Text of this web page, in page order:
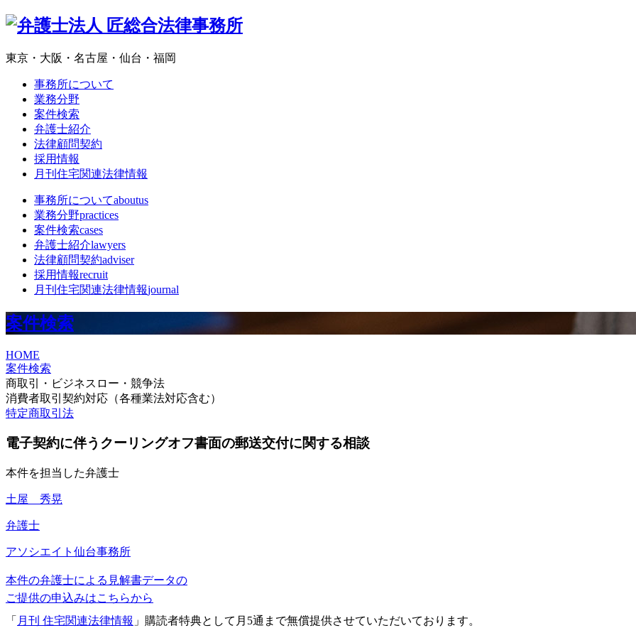
東京・大阪・名古屋・仙台・福岡
事務所について
業務分野
案件検索
弁護士紹介
法律顧問契約
採用情報
月刊住宅関連法律情報
事務所についてaboutus
業務分野practices
案件検索cases
弁護士紹介lawyers
法律顧問契約adviser
採用情報recruit
月刊住宅関連法律情報journal
案件検索
HOME
案件検索
商取引・ビジネスロー・競争法
消費者取引契約対応（各種業法対応含む）
特定商取引法
電子契約に伴うクーリングオフ書面の郵送交付に関する相談
本件を担当した弁護士
土屋 秀晃
弁護士
アソシエイト 仙台事務所
本件の弁護士による見解書データの
ご提供の申込みはこちらから
「 月刊 住宅関連法律情報 」購読者特典として月5通まで無償提供させていただいております。